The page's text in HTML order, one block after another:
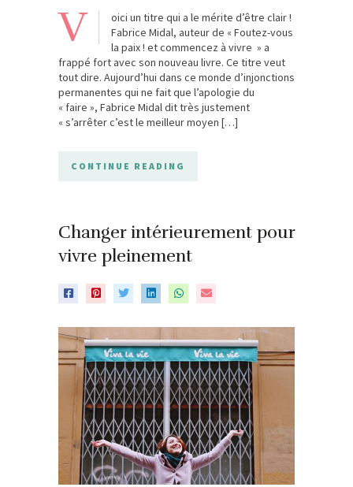
V
oici un titre qui a le mérite d’être clair !
Fabrice Midal, auteur de « Foutez-vous
la paix ! et commencez à vivre » a
frappé fort avec son nouveau livre. Ce titre veut
tout dire. Aujourd’hui dans ce monde d’injonctions
permanentes qui ne fait que l’apologie du
« faire », Fabrice Midal dit très justement
« s’arrêter c’est le meilleur moyen […]
CONTINUE READING
Changer intérieurement pour
vivre pleinement